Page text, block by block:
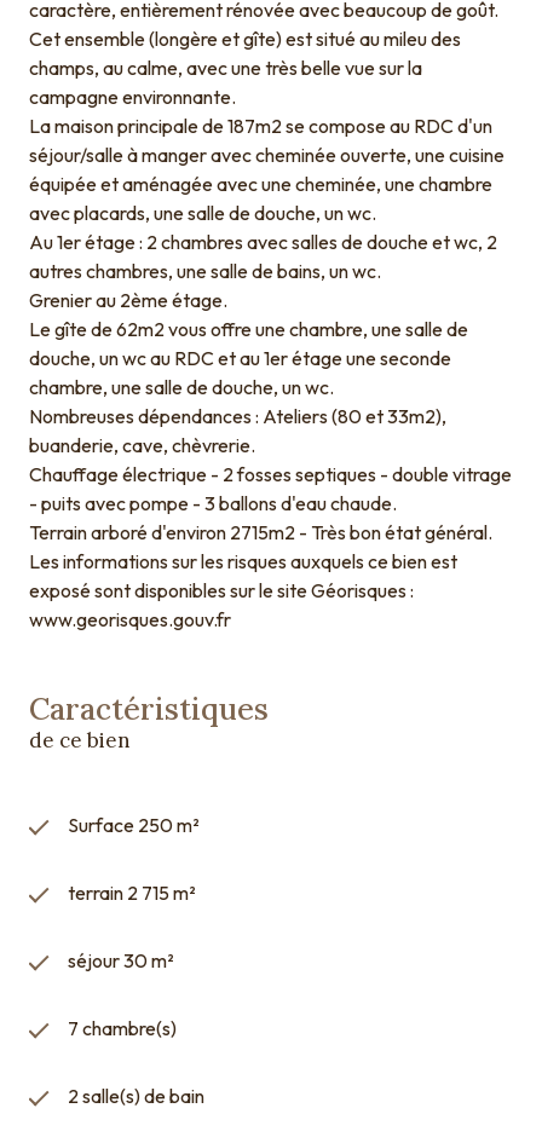
caractère, entièrement rénovée avec beaucoup de goût.
Cet ensemble (longère et gîte) est situé au mileu des
champs, au calme, avec une très belle vue sur la
campagne environnante.
La maison principale de 187m2 se compose au RDC d'un
séjour/salle à manger avec cheminée ouverte, une cuisine
équipée et aménagée avec une cheminée, une chambre
avec placards, une salle de douche, un wc.
Au 1er étage : 2 chambres avec salles de douche et wc, 2
autres chambres, une salle de bains, un wc.
Grenier au 2ème étage.
Le gîte de 62m2 vous offre une chambre, une salle de
douche, un wc au RDC et au 1er étage une seconde
chambre, une salle de douche, un wc.
Nombreuses dépendances : Ateliers (80 et 33m2),
buanderie, cave, chèvrerie.
Chauffage électrique - 2 fosses septiques - double vitrage
- puits avec pompe - 3 ballons d'eau chaude.
Terrain arboré d'environ 2715m2 - Très bon état général.
Les informations sur les risques auxquels ce bien est
exposé sont disponibles sur le site Géorisques :
www.georisques.gouv.fr
Caractéristiques
de ce bien
Surface 250 m²
terrain 2 715 m²
séjour 30 m²
7 chambre(s)
2 salle(s) de bain